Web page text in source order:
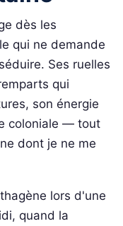
dès les
qui ne demande
Ses ruelles
qui
son énergie
coloniale — tout
dont je ne me
lors d'une
quand la